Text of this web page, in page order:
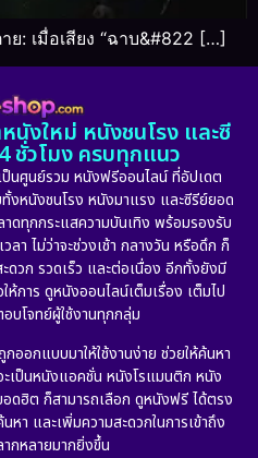
: เมื่อเสียง “ฉาบ&#822 […]
นังใหม่ หนังชนโรง และซี
ชั่วโมง ครบทุกแนว
นศูนย์รวม หนังฟรีออนไลน์ ที่อัปเดต
งหนังชนโรง หนังมาแรง และซีรีย์ยอด
าดทุกกระแสความบันเทิง พร้อมรองรับ
า ไม่ว่าจะช่วงเช้า กลางวัน หรือดึก ก็
ดวก รวดเร็ว และต่อเนื่อง อีกทั้งยังมี
การ ดูหนังออนไลน์เต็มเรื่อง เต็มไป
บโจทย์ผู้ใช้งานทุกกลุ่ม
ออกแบบมาให้ใช้งานง่าย ช่วยให้ค้นหา
ะเป็นหนังแอคชั่น หนังโรแมนติก หนัง
ดฮิต ก็สามารถเลือก ดูหนังฟรี ได้ตรง
หา และเพิ่มความสะดวกในการเข้าถึง
กหลายมากยิ่งขึ้น